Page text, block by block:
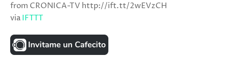
from CRONICA-TV http://ift.tt/2wEVzCH
viaIFTTT